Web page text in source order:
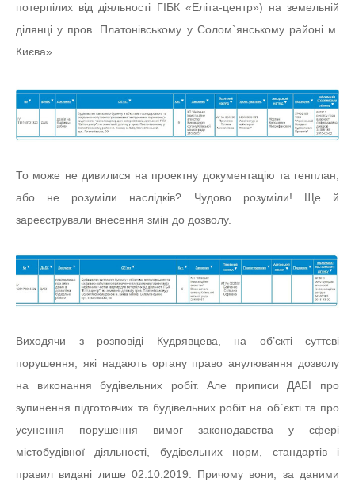
потерпілих від діяльності ГІБК «Еліта-центр») на земельній
ділянці у пров. Платонівському у Солом`янському районі м.
Києва».
То може не дивилися на проектну документацію та генплан,
або не розуміли наслідків? Чудово розуміли! Ще й
зареєстрували внесення змін до дозволу.
Виходячи з розповіді Кудрявцева, на об’єкті суттєві
порушення, які надають органу право анулювання дозволу
на виконання будівельних робіт. Але приписи ДАБІ про
зупинення підготовчих та будівельних робіт на об`єкті та про
усунення порушення вимог законодавства у сфері
містобудівної діяльності, будівельних норм, стандартів і
правил видані лише 02.10.2019. Причому вони, за даними